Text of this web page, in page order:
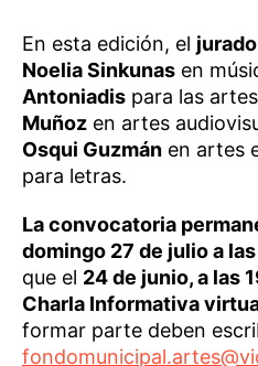
En esta edición, el jurado
Noelia Sinkunas en
Antoniadis para las
Muñoz en artes
Osqui Guzmán en artes
para letras.
La convocatoria
domingo 27 de julio a
que el 24 de junio, a las
Charla Informativa
formar parte deben